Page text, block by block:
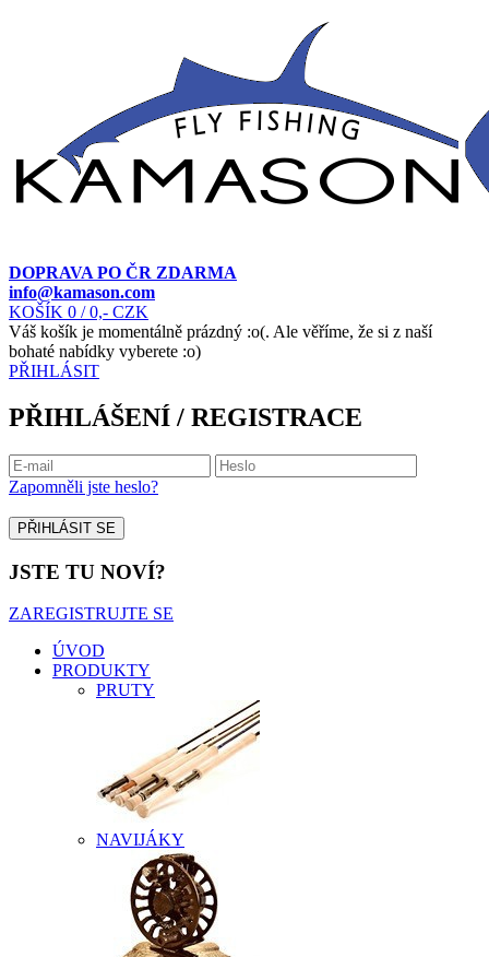
DOPRAVA PO ČR ZDARMA
info@kamason.com
KOŠÍK 0 / 0,- CZK
Váš košík je momentálně prázdný :o(. Ale věříme, že si z naší
bohaté nabídky vyberete :o)
PŘIHLÁSIT
PŘIHLÁŠENÍ / REGISTRACE
Zapomněli jste heslo?
JSTE TU NOVÍ?
ZAREGISTRUJTE SE
ÚVOD
PRODUKTY
PRUTY
NAVIJÁKY